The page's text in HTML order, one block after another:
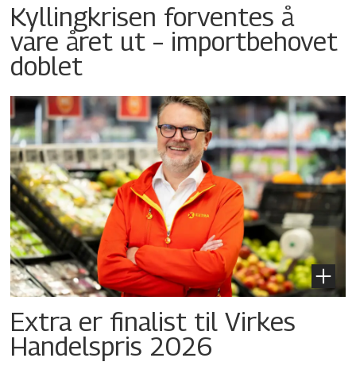
Kyllingkrisen forventes å
vare året ut – importbehovet
doblet
Extra er finalist til Virkes
Handelspris 2026